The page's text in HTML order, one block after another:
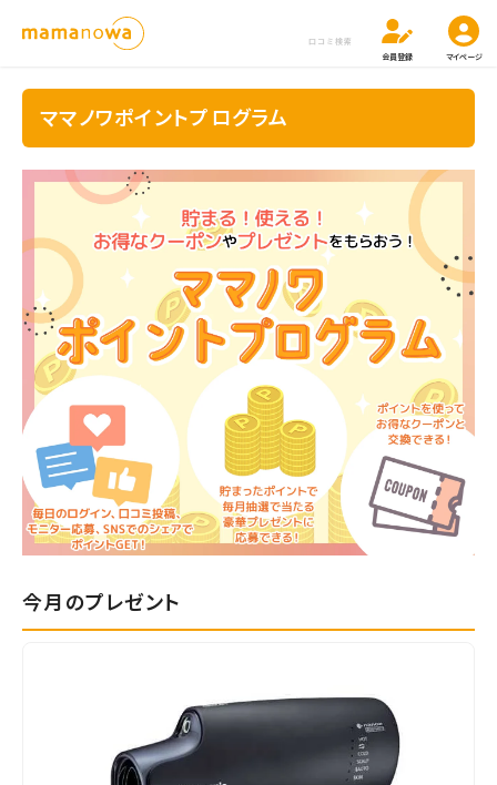
口コミ検索
会員登録
マイページ
ママノワポイントプログラム
今月のプレゼント